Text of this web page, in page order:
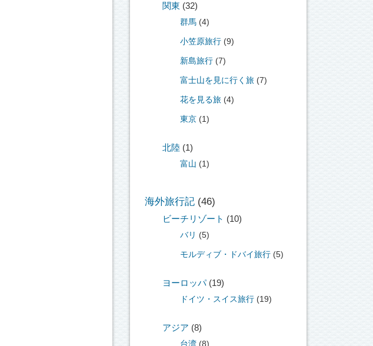
関東 (32)
群馬 (4)
小笠原旅行 (9)
新島旅行 (7)
富士山を見に行く旅 (7)
花を見る旅 (4)
東京 (1)
北陸 (1)
富山 (1)
海外旅行記 (46)
ビーチリゾート (10)
バリ (5)
モルディブ・ドバイ旅行 (5)
ヨーロッパ(19)
ドイツ・スイス旅行 (19)
アジア (8)
台湾 (8)